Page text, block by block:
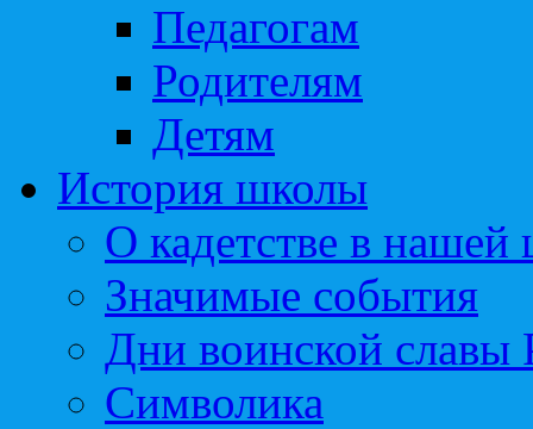
Педагогам
Родителям
Детям
История школы
О кадетстве в нашей
Значимые события
Дни воинской славы
Символика